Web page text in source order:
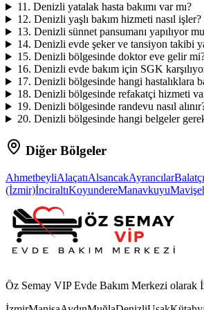
11 . Denizli yatalak hasta bakımı var mı?
12. Denizli yaşlı bakım hizmeti nasıl işler?
13. Denizli sünnet pansumanı yapılıyor
14. Denizli evde şeker ve tansiyon takibi
15. Denizli bölgesinde doktor eve gelir
16. Denizli evde bakım için SGK
17. Denizli bölgesinde hangi hastalıklara
18. Denizli bölgesinde refakatçi hizmeti
19. Denizli bölgesinde randevu nasıl
20. Denizli bölgesinde hangi belgeler
Diğer Bölgeler
AhmetbeyliAlaçatıAlsancakAyrancılar
(İzmir)İnciraltıKoyundereManavkuyu
Öz Semay VIP Evde Bakım Merkezi olarak